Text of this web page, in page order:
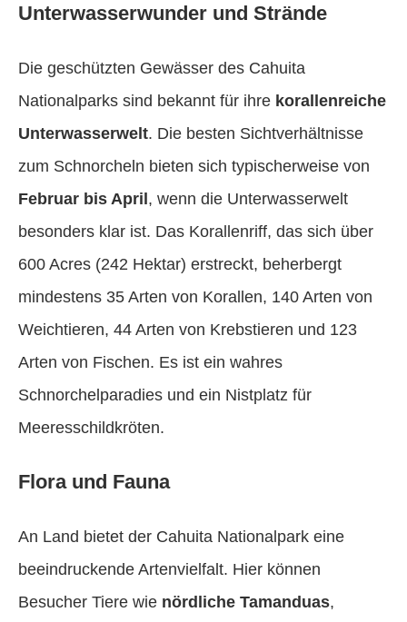
Unterwasserwunder und Strände
Die geschützten Gewässer des Cahuita
Nationalparks sind bekannt für ihre korallenreiche
Unterwasserwelt. Die besten Sichtverhältnisse
zum Schnorcheln bieten sich typischerweise von
Februar bis April, wenn die Unterwasserwelt
besonders klar ist. Das Korallenriff, das sich über
600 Acres (242 Hektar) erstreckt, beherbergt
mindestens 35 Arten von Korallen, 140 Arten von
Weichtieren, 44 Arten von Krebstieren und 123
Arten von Fischen. Es ist ein wahres
Schnorchelparadies und ein Nistplatz für
Meeresschildkröten.
Flora und Fauna
An Land bietet der Cahuita Nationalpark eine
beeindruckende Artenvielfalt. Hier können
Besucher Tiere wie nördliche Tamanduas,